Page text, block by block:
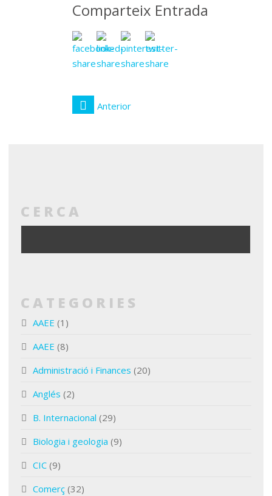
Comparteix Entrada
Anterior
CERCA
CATEGORIES
AAEE (1)
AAEE (8)
Administració i Finances (20)
Anglés (2)
B. Internacional (29)
Biologia i geologia (9)
CIC (9)
Comerç (32)